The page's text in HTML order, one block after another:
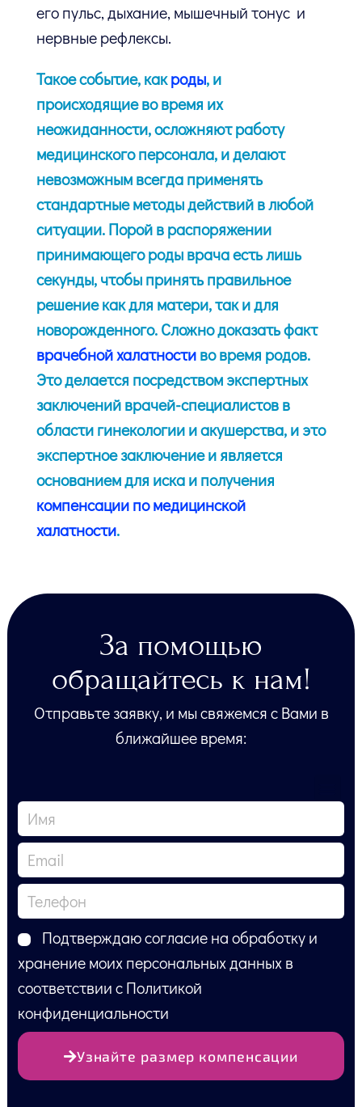
его пульс, дыхание, мышечный тонус и
нервные рефлексы.
Такое событие, какроды, и
происходящие во время их
неожиданности, осложняют работу
медицинского персонала, и делают
невозможным всегда применять
стандартные методы действий в любой
ситуации. Порой в распоряжении
принимающего роды врача есть лишь
секунды, чтобы принять правильное
решение как для матери, так и для
новорожденного. Сложно доказать факт
врачебной халатностиво время родов.
Это делается посредством экспертных
заключений врачей-специалистов в
области гинекологии и акушерства, и это
экспертное заключение и является
основанием для иска и получения
компенсации по медицинской
халатности.
За помощью
обращайтесь к нам!
Отправьте заявку, и мы свяжемся с Вами в
ближайшее время:
Подтверждаю согласие на обработку и
хранение моих персональных данных в
соответствии с Политикой
конфиденциальности
Узнайте размер компенсации